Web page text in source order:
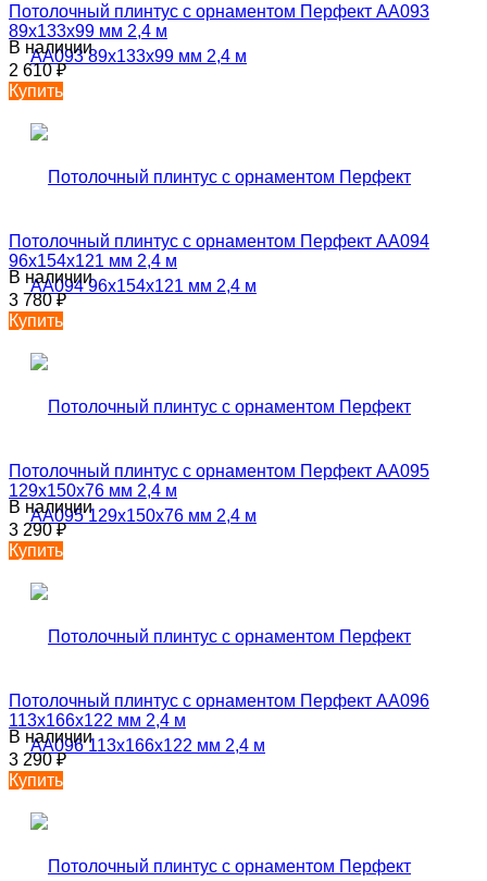
Потолочный плинтус с орнаментом Перфект AA093
89х133х99 мм 2,4 м
В наличии
2 610₽
Купить
Потолочный плинтус с орнаментом Перфект AA094
96х154х121 мм 2,4 м
В наличии
3 780₽
Купить
Потолочный плинтус с орнаментом Перфект AA095
129х150х76 мм 2,4 м
В наличии
3 290₽
Купить
Потолочный плинтус с орнаментом Перфект AA096
113х166х122 мм 2,4 м
В наличии
3 290₽
Купить